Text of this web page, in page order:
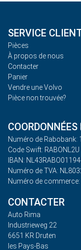
SERVICE
Pièces
À propos de nous
Contacter
Panier
Vendre une Volvo
Pièce non trouvée?
Numéro de Rabobank:
Code Swift: RABONL2U
IBAN:
Numéro de TVA:
Numéro de
CONTACTER
Auto Rima
Industrieweg 22
6651 KR Druten
les Pays-Bas